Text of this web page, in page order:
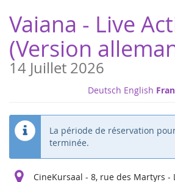
la page
principale
Vaiana - Live
(Version
14 Juillet 2026
Deutsch English
La période de réservation
terminée.
CineKursaal - 8, rue des Martyrs -